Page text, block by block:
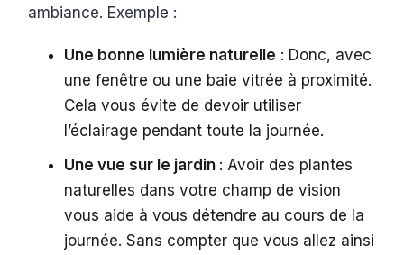
ambiance. Exemple :
Une bonne lumière naturelle : Donc, avec
une fenêtre ou une baie vitrée à proximité.
Cela vous évite de devoir utiliser
l’éclairage pendant toute la journée.
Une vue sur le jardin : Avoir des plantes
naturelles dans votre champ de vision
vous aide à vous détendre au cours de la
journée. Sans compter que vous allez ainsi